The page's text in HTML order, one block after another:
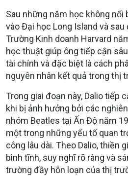
Sau những năm học không nổi
vào Đại học Long Island và sau
Trường Kinh doanh Harvard
học thuật giúp ông tiếp cận
tài chính và đặc biệt là cách
nguyên nhân kết quả trong thị
Trong giai đoạn này, Dalio tiếp
khi bị ảnh hưởng bởi các
nhóm Beatles tại Ấn Độ năm
một trong những yếu tố quan
công lâu dài. Theo Dalio, thiền
bình tĩnh, suy nghĩ rõ ràng và
trường đầy hỗn loạn của thị